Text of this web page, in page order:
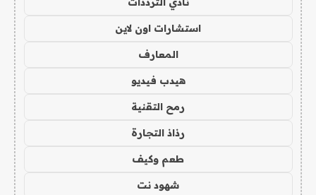
استشارات اون لاين
المعارف
هيدب فيديو
رمح التقنية
رذاذ التجارة
طعم وكيف
شهود نت